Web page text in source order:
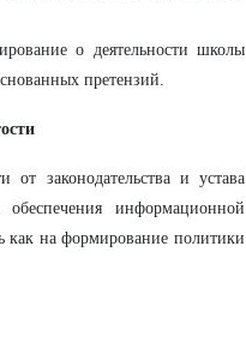
о деятельности школы
претензий.
законодательства и устава
информационной
как на формирование политики